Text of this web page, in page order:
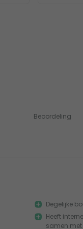
Beoordeling
Degelijke
Heeft
samen